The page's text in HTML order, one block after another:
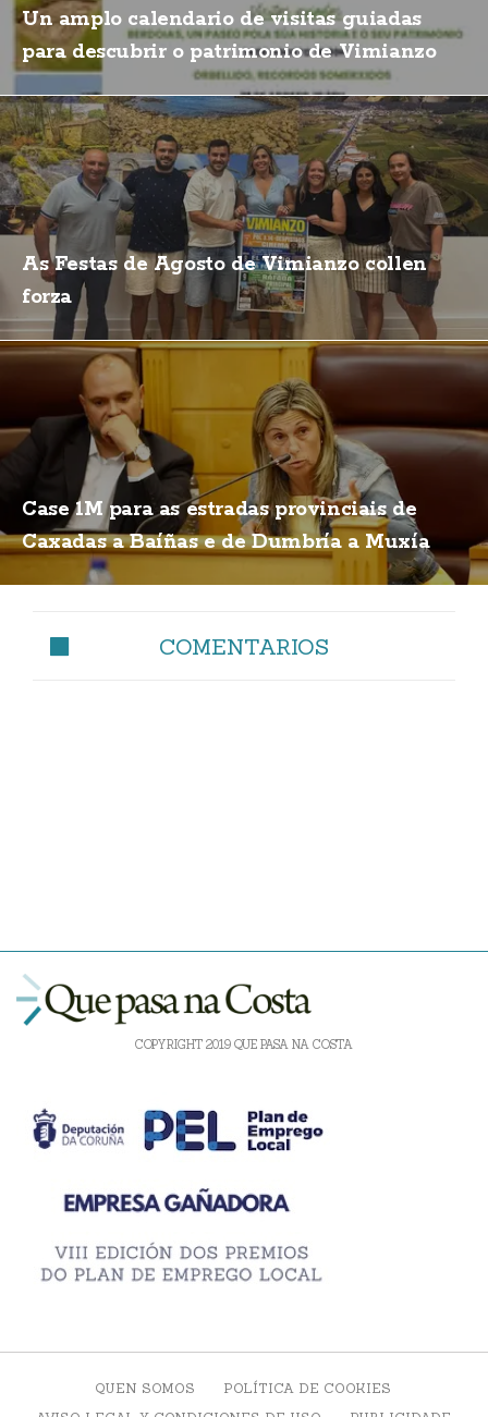
Un amplo calendario de visitas guiadas
para descubrir o patrimonio de Vimianzo
As Festas de Agosto de Vimianzo collen
forza
Case 1M para as estradas provinciais de
Caxadas a Baíñas e de Dumbría a Muxía
COMENTARIOS
COPYRIGHT 2019 QUE PASA NA COSTA
QUEN SOMOS
POLÍTICA DE COOKIES